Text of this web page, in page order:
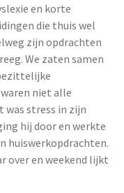
en korte
die thuis wel
zijn opdrachten
We zaten samen
niet alle
stress in zijn
hij door en werkte
huiswerkopdrachten.
over en weekend lijkt